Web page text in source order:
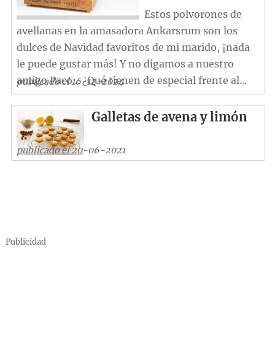
Estos polvorones de
avellanas en la amasadora Ankarsrum son los
dulces de Navidad favoritos de mi marido, ¡nada
le puede gustar más! Y no digamos a nuestro
amigo Paco... ¿Qué tienen de especial frente al...
publicado el 16-12-2024
Galletas de avena y limón
publicado el 20-06-2021
Publicidad